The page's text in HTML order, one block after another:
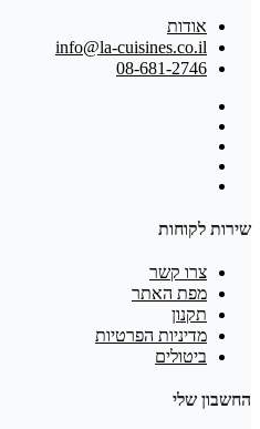
אודות
info@la-cuisines.co.il
08-681-2746
שירות לקוחות
צרו קשר
מפת האתר
תקנון
מדיניות הפרטיות
ביטולים
החשבון שלי